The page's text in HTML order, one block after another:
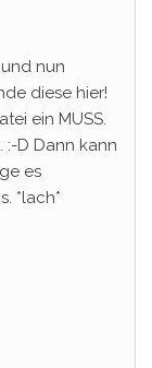
nun
diese hier!
ein MUSS.
:-D Dann kann
es
*lach*